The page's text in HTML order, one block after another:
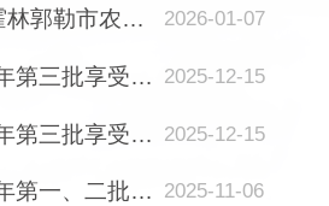
2022年-2025年霍林郭勒市农机购置补贴政策实施情况 2026-01-07
霍林郭勒市2025年第三批享受农机报废补贴的农户信息表 2025-12-15
霍林郭勒市2025年第三批享受农机购置与应用补贴的购机者信息表 2025-12-15
霍林郭勒市2025年第一、二批享受农机购置与应用补贴的购机者信息表 2025-11-06